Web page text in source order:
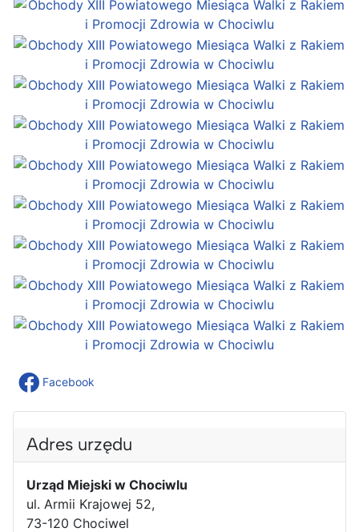
Facebook
Adres urzędu
Urząd Miejski w Chociwlu
ul. Armii Krajowej 52,
73-120 Chociwel